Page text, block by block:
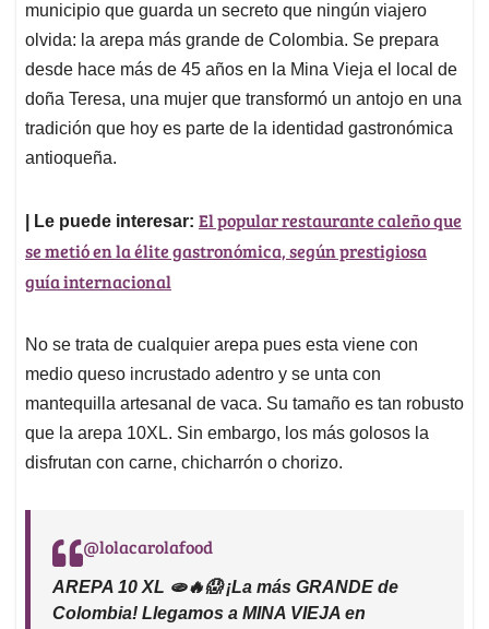
A
p
p
o
o
k
d
I
n
d
s
municipio que guarda un secreto que ningún viajero
olvida: la arepa más grande de Colombia. Se prepara
desde hace más de 45 años en la Mina Vieja el local de
doña Teresa, una mujer que transformó un antojo en una
tradición que hoy es parte de la identidad gastronómica
antioqueña.
| Le puede interesar: El popular restaurante caleño que
se metió en la élite gastronómica, según prestigiosa
guía internacional
No se trata de cualquier arepa pues esta viene con
medio queso incrustado adentro y se unta con
mantequilla artesanal de vaca. Su tamaño es tan robusto
que la arepa 10XL. Sin embargo, los más golosos la
disfrutan con carne, chicharrón o chorizo.
@lolacarolafood
AREPA 10 XL 🫓🔥😱 ¡La más GRANDE de
Colombia! Llegamos a MINA VIEJA en